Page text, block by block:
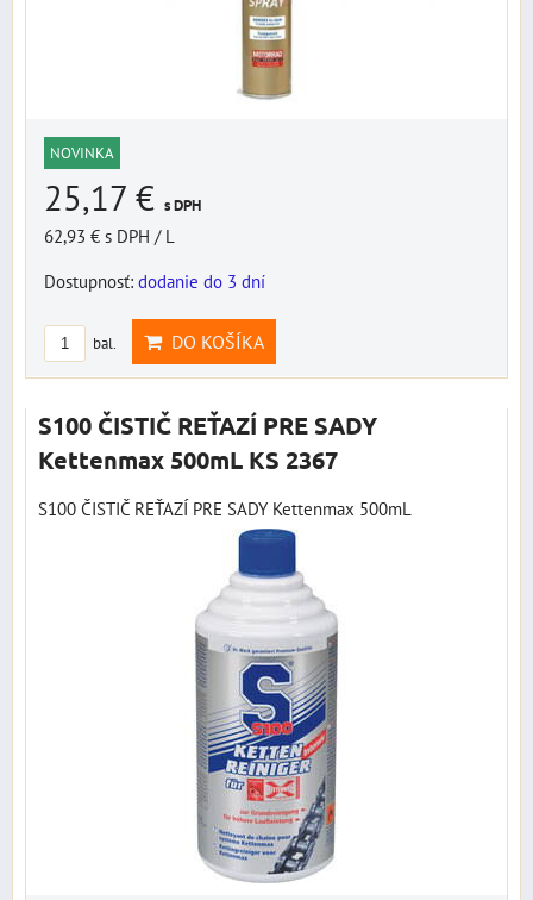
NOVINKA
25,17 € s DPH
62,93 € s DPH / L
Dostupnosť: dodanie do 3 dní
bal. DO KOŠÍKA
S100 ČISTIČ REŤAZÍ PRE SADY
Kettenmax 500mL KS 2367
S100 ČISTIČ REŤAZÍ PRE SADY Kettenmax 500mL